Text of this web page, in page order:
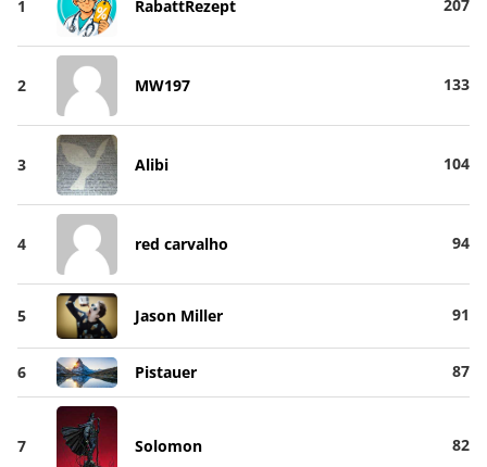
1 RabattRezept 207
2 MW197 133
3 Alibi 104
4 red carvalho 94
5 Jason Miller 91
6 Pistauer 87
7 Solomon 82